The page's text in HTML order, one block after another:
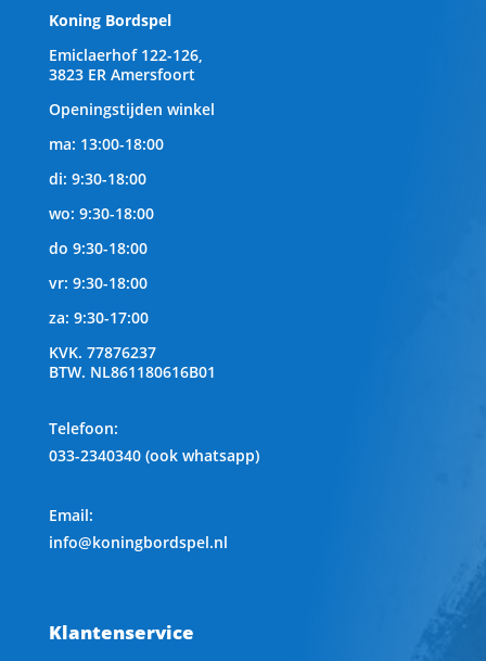
Koning Bordspel
Emiclaerhof 122-126,
3823 ER Amersfoort
Openingstijden winkel
ma: 13:00-18:00
di: 9:30-18:00
wo: 9:30-18:00
do 9:30-18:00
vr: 9:30-18:00
za: 9:30-17:00
KVK. 77876237
BTW. NL861180616B01
Telefoon:
033-2340340 (ook whatsapp)
Email:
info@koningbordspel.nl
Klantenservice